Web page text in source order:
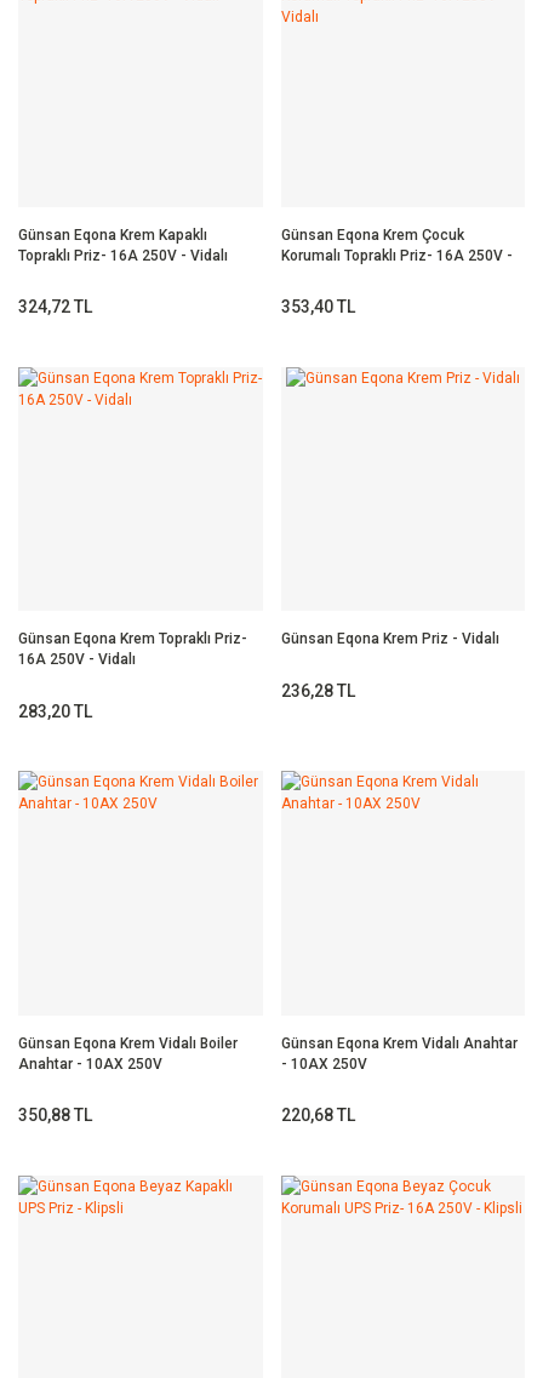
Günsan Eqona Krem Kapaklı
Topraklı Priz- 16A 250V - Vidalı
324,72 TL
Günsan Eqona Krem Çocuk
Korumalı Topraklı Priz- 16A 250V -
353,40 TL
Günsan Eqona Krem Topraklı Priz-
16A 250V - Vidalı
283,20 TL
Günsan Eqona Krem Priz - Vidalı
236,28 TL
Günsan Eqona Krem Vidalı Boiler
Anahtar - 10AX 250V
350,88 TL
Günsan Eqona Krem Vidalı Anahtar
- 10AX 250V
220,68 TL